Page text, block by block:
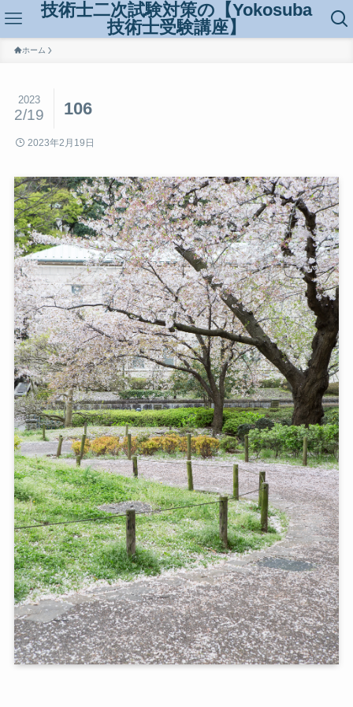
技術士二次試験対策の【Yokosuba
技術士受験講座】
ホーム
106
2023
2/19
2023年2月19日